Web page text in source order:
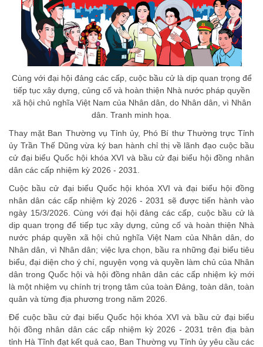
Cùng với đại hội đảng các cấp, cuộc bầu cử là dịp quan trọng để
tiếp tục xây dựng, củng cố và hoàn thiện Nhà nước pháp quyền
xã hội chủ nghĩa Việt Nam của Nhân dân, do Nhân dân, vì Nhân
dân. Tranh minh họa.
Thay mặt Ban Thường vụ Tỉnh ủy, Phó Bí thư Thường trực Tỉnh
ủy Trần Thế Dũng vừa ký ban hành chỉ thị về lãnh đạo cuộc bầu
cử đại biểu Quốc hội khóa XVI và bầu cử đại biểu hội đồng nhân
dân các cấp nhiệm kỳ 2026 - 2031.
Cuộc bầu cử đại biểu Quốc hội khóa XVI và đại biểu hội đồng
nhân dân các cấp nhiệm kỳ 2026 - 2031 sẽ được tiến hành vào
ngày 15/3/2026. Cùng với đại hội đảng các cấp, cuộc bầu cử là
dịp quan trọng để tiếp tục xây dựng, củng cố và hoàn thiện Nhà
nước pháp quyền xã hội chủ nghĩa Việt Nam của Nhân dân, do
Nhân dân, vì Nhân dân; việc lựa chọn, bầu ra những đại biểu tiêu
biểu, đại diện cho ý chí, nguyện vọng và quyền làm chủ của Nhân
dân trong Quốc hội và hội đồng nhân dân các cấp nhiệm kỳ mới
là một nhiệm vụ chính trị trọng tâm của toàn Đảng, toàn dân, toàn
quân và từng địa phương trong năm 2026.
Để cuộc bầu cử đại biểu Quốc hội khóa XVI và bầu cử đại biểu
hội đồng nhân dân các cấp nhiệm kỳ 2026 - 2031 trên địa bàn
tỉnh Hà Tĩnh đạt kết quả cao, Ban Thường vụ Tỉnh ủy yêu cầu các